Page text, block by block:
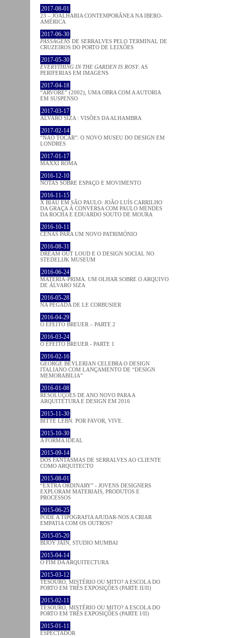
2017-08-01
23 – JOALHARIA CONTEMPORÂNEA NA IBERO-
AMÉRICA
2017-06-30
PASSAGENS DE SERRALVES PELO TERMINAL DE
CRUZEIROS DO PORTO DE LEIXÕES
2017-05-30
EVERYTHING IN THE GARDEN IS ROSY: AS
PERIFERIAS EM IMAGENS
2017-04-18
“ÁRVORE” (2002), UMA OBRA COM A AUTORIA
EM SUSPENSO
2017-03-17
ÁLVARO SIZA : VISÕES DA ALHAMBRA
2017-02-14
“NÃO TOCAR”: O NOVO MUSEU DO DESIGN EM
LONDRES
2017-01-17
MAXXI ROMA
2016-12-10
NOTAS SOBRE ESPAÇO E MOVIMENTO
2016-11-15
X BIAU EM SÃO PAULO: JOÃO LUÍS CARRILHO
DA GRAÇA À CONVERSA COM PAULO MENDES
DA ROCHA E EDUARDO SOUTO DE MOURA
2016-10-11
CENAS PARA UM NOVO PATRIMÓNIO
2016-08-31
DREAM OUT LOUD E O DESIGN SOCIAL NO
STEDELIJK MUSEUM
2016-06-24
MATÉRIA-PRIMA. UM OLHAR SOBRE O ARQUIVO
DE ÁLVARO SIZA
2016-05-28
NA PEGADA DE LE CORBUSIER
2016-04-29
O EFEITO BREUER – PARTE 2
2016-03-24
O EFEITO BREUER - PARTE 1
2016-02-16
GEORGE BEYLERIAN CELEBRA O DESIGN
ITALIANO COM LANÇAMENTO DE “DESIGN
MEMORABILIA”
2016-01-08
RESOLUÇÕES DE ANO NOVO PARA A
ARQUITETURA E DESIGN EM 2016
2015-11-30
BITTE LEBN. POR FAVOR, VIVE.
2015-10-30
A FORMA IDEAL
2015-09-14
DOS FANTASMAS DE SERRALVES AO CLIENTE
COMO ARQUITECTO
2015-08-01
“EXTRA ORDINARY” - JOVENS DESIGNERS
EXPLORAM MATERIAIS, PRODUTOS E
PROCESSOS
2015-06-25
PODE A TIPOGRAFIA AJUDAR-NOS A CRIAR
EMPATIA COM OS OUTROS?
2015-05-20
BIJOY JAIN, STUDIO MUMBAI
2015-04-14
O FIM DA ARQUITECTURA
2015-03-12
TESOURO, MISTÉRIO OU MITO? A ESCOLA DO
PORTO EM TRÊS EXPOSIÇÕES (PARTE II/II)
2015-02-11
TESOURO, MISTÉRIO OU MITO? A ESCOLA DO
PORTO EM TRÊS EXPOSIÇÕES (PARTE I/II)
2015-01-11
ESPECTADOR